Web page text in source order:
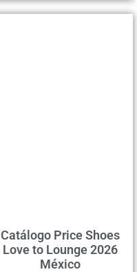
Catálogo Price Shoes
Love to Lounge 2026
México